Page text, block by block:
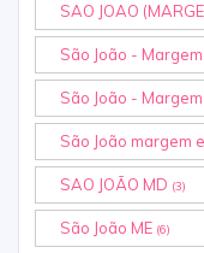
SAO JOAO
São João -
São João -
São João margem
SAO JOÃO MD (3)
São João ME (6)